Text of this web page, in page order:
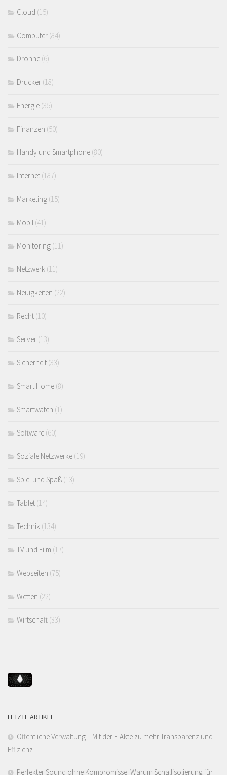
Cloud (15)
Computer (84)
Drohne (6)
Drucker (18)
Energie (35)
Finanzen (50)
Handy und Smartphone (80)
Internet (187)
Marketing (15)
Mobil (41)
Monitoring (11)
Netzwerk (11)
Neuigkeiten (22)
Recht (10)
Server (13)
Sicherheit (33)
Smart Home (8)
Smartwatch (1)
Software (60)
Soziale Netzwerke (19)
Spiel und Spaß (13)
Tablet (14)
Technik (134)
TV und Film (17)
Webseiten (75)
Wetten (22)
Wirtschaft (33)
LETZTE ARTIKEL
Öffentliche Verwaltung – Mit der E-Akte zu mehr Transparenz und
Effizienz
Perfekter Sound ohne Kompromisse: Warum Schallisolierung für